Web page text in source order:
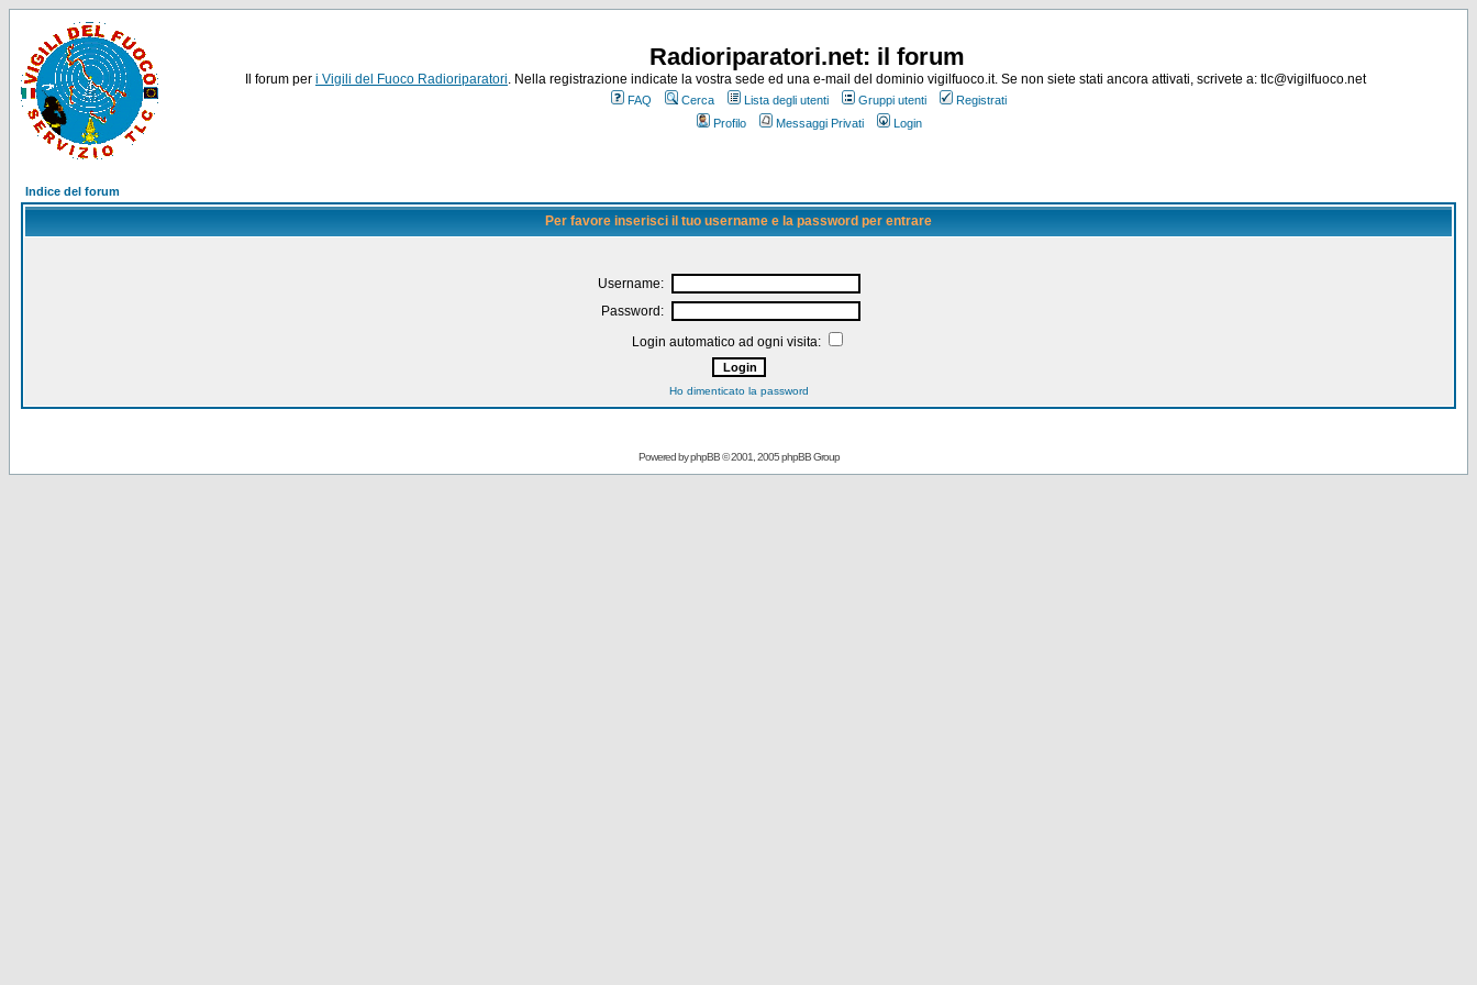
Radioriparatori.net: il forum
Il forum per i Vigili del Fuoco Radioriparatori. Nella registrazione indicate la vostra sede ed una e-mail del dominio vigilfuoco.it. Se non siete stati ancora attivati, scrivete a: tlc@vigilfuoco.net
FAQ Cerca Lista degli utenti Gruppi utenti
Registrati
Profilo
Messaggi Privati Login
Indice del forum
Per favore inserisci il tuo username e la password per entrare
Username:
Password:
Login automatico ad ogni visita:
Ho dimenticato la password
Powered byphpBB© 2001, 2005 phpBB Group